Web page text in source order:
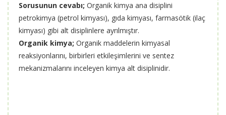
Sorusunun cevabı; Organik kimya ana disiplini
petrokimya (petrol kimyası), gıda kimyası, farmasötik (ilaç
kimyası) gibi alt disiplinlere ayrılmıştır.
Organik kimya; Organik maddelerin kimyasal
reaksiyonlarını, birbirleri etkileşimlerini ve sentez
mekanizmalarını inceleyen kimya alt disiplinidir.